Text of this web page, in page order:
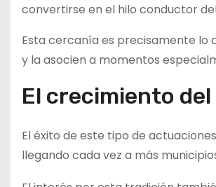
convertirse en el hilo conductor
Esta cercanía es precisamente lo
y la asocien a momentos
El crecimiento
El éxito de este tipo de
llegando cada vez a más